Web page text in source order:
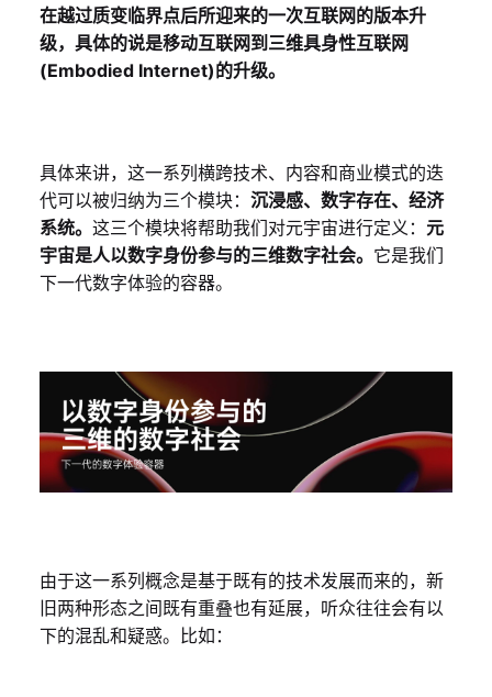
在越过质变临界点后所迎来的一次互联网的版本升
级，具体的说是移动互联网到三维具身性互联网
(Embodied Internet)的升级。
具体来讲，这一系列横跨技术、内容和商业模式的迭
代可以被归纳为三个模块： 沉浸感、数字存在、经济
系统。 这三个模块将帮助我们对元宇宙进行定义： 元
宇宙是人以数字身份参与的三维数字社会。 它是我们
下一代数字体验的容器。
由于这一系列概念是基于既有的技术发展而来的，新
旧两种形态之间既有重叠也有延展，听众往往会有以
下的混乱和疑惑。比如：